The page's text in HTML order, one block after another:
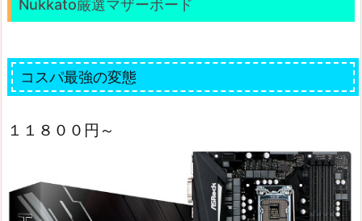
Nukkato厳選マザーボード
コスパ最強の変態
１１８００円～